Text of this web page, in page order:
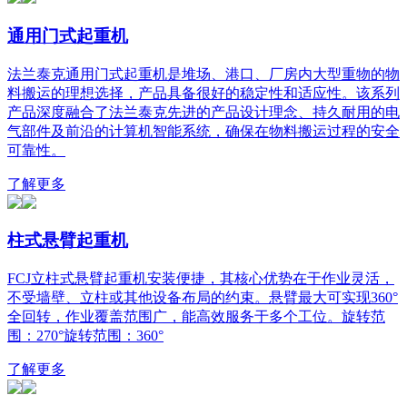
通用门式起重机
法兰泰克通用门式起重机是堆场、港口、厂房内大型重物的物
料搬运的理想选择，产品具备很好的稳定性和适应性。该系列
产品深度融合了法兰泰克先进的产品设计理念、持久耐用的电
气部件及前沿的计算机智能系统，确保在物料搬运过程的安全
可靠性。
了解更多
柱式悬臂起重机
FCJ立柱式悬臂起重机安装便捷，其核心优势在于作业灵活，
不受墙壁、立柱或其他设备布局的约束。悬臂最大可实现360°
全回转，作业覆盖范围广，能高效服务于多个工位。旋转范
围：270°旋转范围：360°
了解更多